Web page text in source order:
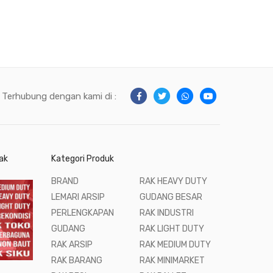
Terhubung dengan kami di :
Kategori Produk
BRAND
LEMARI ARSIP
PERLENGKAPAN
GUDANG
RAK ARSIP
RAK BARANG
RAK HEAVY DUTY
GUDANG BESAR
RAK INDUSTRI
RAK LIGHT DUTY
RAK MEDIUM DUTY
RAK MINIMARKET